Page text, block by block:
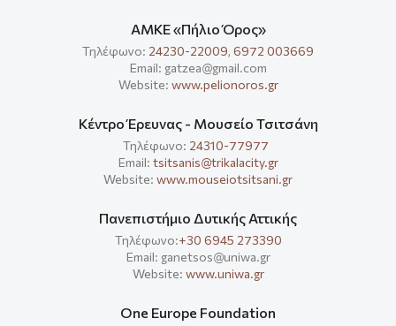
ΑΜΚΕ «Πήλιο Όρος»
Τηλέφωνο: 24230-22009, 6972 003669
Email: gatzea@gmail.com
Website: www.pelionoros.gr
Κέντρο Έρευνας - Μουσείο Τσιτσάνη
Τηλέφωνο: 24310-77977
Email: tsitsanis@trikalacity.gr
Website: www.mouseiotsitsani.gr
Πανεπιστήμιο Δυτικής Αττικής
Τηλέφωνο:+30 6945 273390
Email: ganetsos@uniwa.gr
Website: www.uniwa.gr
One Europe Foundation